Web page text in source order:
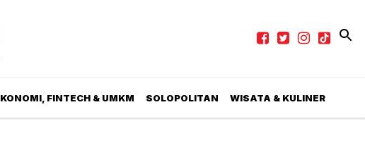
FINTECH & UMKM SOLOPOLITAN WISATA & KULINER